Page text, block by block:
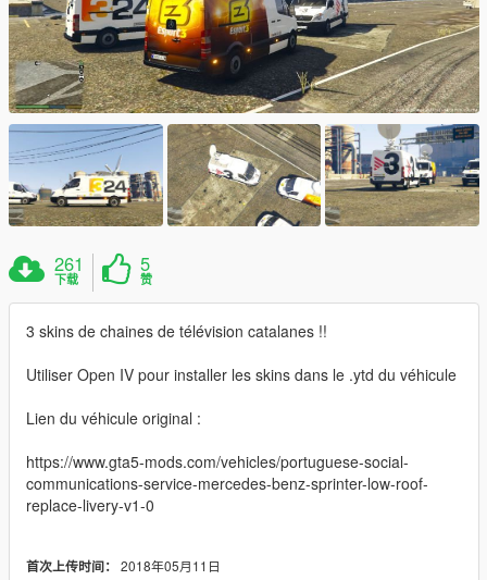
261
下载
5
赞
3 skins de chaines de télévision catalanes !!
Utiliser Open IV pour installer les skins dans le .ytd du véhicule
Lien du véhicule original :
https://www.gta5-mods.com/vehicles/portuguese-social-
communications-service-mercedes-benz-sprinter-low-roof-
replace-livery-v1-0
首次上传时间： 2018年05月11日